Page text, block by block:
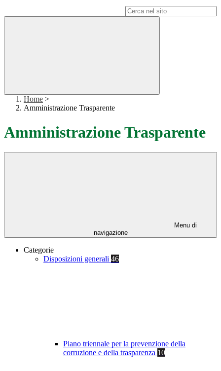
Home >
Amministrazione Trasparente
Amministrazione Trasparente
Menu di
navigazione
Categorie
Disposizioni generali 46
Piano triennale per la prevenzione della
corruzione e della trasparenza 10